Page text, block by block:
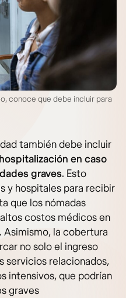
conoce que debe incluir para
también debe incluir
en caso
graves. Esto
y hospitales para recibir
que los nómadas
costos médicos en
Asimismo, la cobertura
no solo el ingreso
servicios relacionados,
intensivos, que podrían
graves​